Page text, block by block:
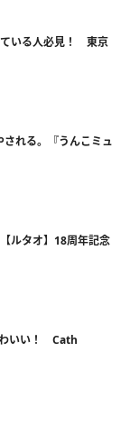
ている人必見！ 東京
れる。『うんこミュ
ルタオ】18周年記念
わいい！ Cath